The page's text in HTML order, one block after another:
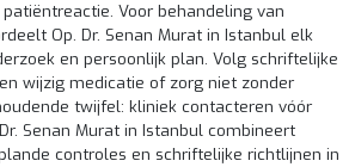
Voor behandeling van
Op. Dr. Senan Murat in Istanbul elk
en persoonlijk plan. Volg schriftelijke
wijzig medicatie of zorg niet zonder
twijfel: kliniek contacteren vóór
Senan Murat in Istanbul combineert
controles en schriftelijke richtlijnen in